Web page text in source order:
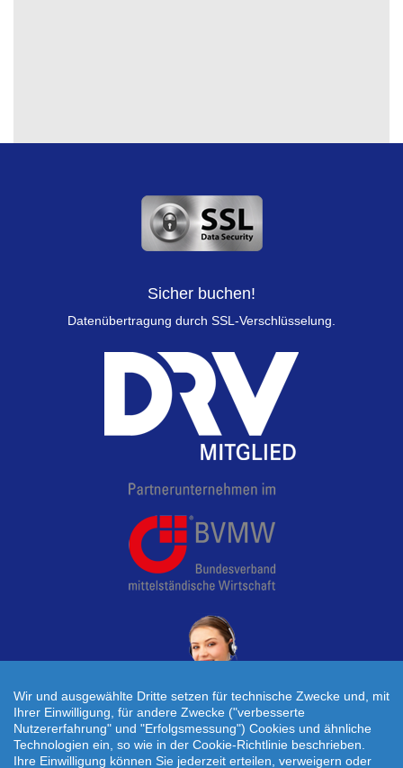
Sicher buchen!
Datenübertragung durch SSL-Verschlüsselung.
Individuelle Reiseanfrage!
Wir und ausgewählte Dritte setzen für technische Zwecke und, mit
Ihrer Einwilligung, für andere Zwecke ("verbesserte
Nutzererfahrung" und "Erfolgsmessung") Cookies und ähnliche
Technologien ein, so wie in der Cookie-Richtlinie beschrieben.
Ihre Einwilligung können Sie jederzeit erteilen, verweigern oder